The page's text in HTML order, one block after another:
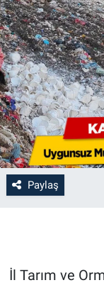
Paylaş
İl Tarım ve